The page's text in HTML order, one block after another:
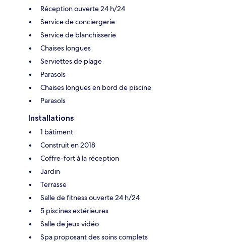
Réception ouverte 24 h/24
Service de conciergerie
Service de blanchisserie
Chaises longues
Serviettes de plage
Parasols
Chaises longues en bord de piscine
Parasols
Installations
1 bâtiment
Construit en 2018
Coffre-fort à la réception
Jardin
Terrasse
Salle de fitness ouverte 24 h/24
5 piscines extérieures
Salle de jeux vidéo
Spa proposant des soins complets